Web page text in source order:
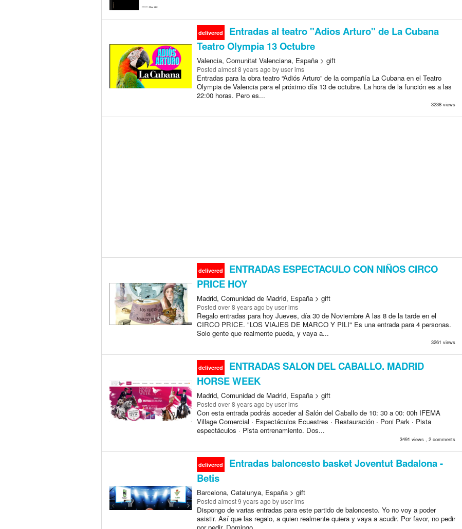
delivered
Entradas al teatro "Adios Arturo" de La Cubana
Teatro Olympia 13 Octubre
Valencia, Comunitat Valenciana, España > gift
Posted almost 8 years ago by user ims
Entradas para la obra teatro “Adiós Arturo” de la compañía La Cubana en el Teatro
Olympia de Valencia para el próximo día 13 de octubre. La hora de la función es a las
22:00 horas. Pero es...
3238 views
delivered
ENTRADAS ESPECTACULO CON NIÑOS CIRCO
PRICE HOY
Madrid, Comunidad de Madrid, España > gift
Posted over 8 years ago by user ims
Regalo entradas para hoy Jueves, día 30 de Noviembre A las 8 de la tarde en el
CIRCO PRICE. "LOS VIAJES DE MARCO Y PILI" Es una entrada para 4 personas.
Solo gente que realmente pueda, y vaya a...
3261 views
delivered
ENTRADAS SALON DEL CABALLO. MADRID
HORSE WEEK
Madrid, Comunidad de Madrid, España > gift
Posted over 8 years ago by user ims
Con esta entrada podrás acceder al Salón del Caballo de 10: 30 a 00: 00h IFEMA
Village Comercial · Espectáculos Ecuestres · Restauración · Poni Park · Pista
espectáculos · Pista entrenamiento. Dos...
3491 views , 2 comments
delivered
Entradas baloncesto basket Joventut Badalona -
Betis
Barcelona, Catalunya, España > gift
Posted almost 9 years ago by user ims
Dispongo de varias entradas para este partido de baloncesto. Yo no voy a poder
asistir. Así que las regalo, a quien realmente quiera y vaya a acudir. Por favor, no pedir